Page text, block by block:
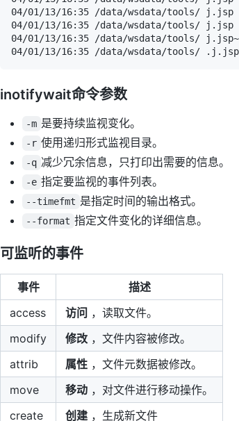
inotifywait命令参数
-m 是要持续监视变化。
-r 使用递归形式监视目录。
-q 减少冗余信息，只打印出需要的信息。
-e 指定要监视的事件列表。
--timefmt 是指定时间的输出格式。
--format 指定文件变化的详细信息。
可监听的事件
事件
描述
access
访问 ，读取文件。
modify
修改 ，文件内容被修改。
attrib
属性 ，文件元数据被修改。
move
移动 ，对文件进行移动操作。
create
创建 ，生成新文件